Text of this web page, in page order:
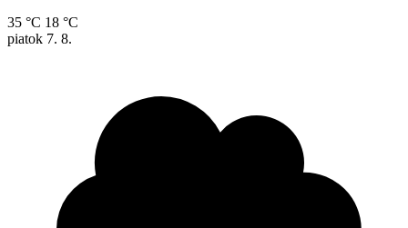
35 °C 18 °C
piatok 7. 8.